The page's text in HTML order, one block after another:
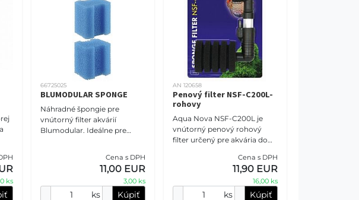
ks
66725025
BLUMODULAR SPONGE
Náhradné špongie pre
vnútorný filter akvárií
Blumodular. Ideálne pre
tri syntetické špongie.
Cena s DPH
11,00 EUR
3,00 ks
ks Kúpiť
AN 120658
Penový filter NSF-C200L-
rohovy
Aqua Nova NSF-C200L je
vnútorný penový rohový
filter určený pre akvária do
poskytuje biochemickú
filtráciu a má vynika
Cena s DPH
11,90 EUR
16,00 ks
ks Kúpiť